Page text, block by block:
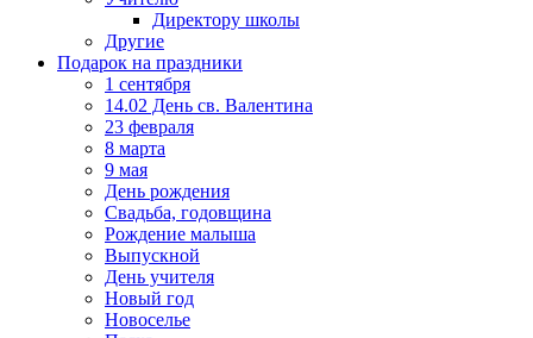
Директору школы
Другие
Подарок на праздники
1 сентября
14.02 День св. Валентина
23 февраля
8 марта
9 мая
День рождения
Свадьба, годовщина
Рождение малыша
Выпускной
День учителя
Новый год
Новоселье